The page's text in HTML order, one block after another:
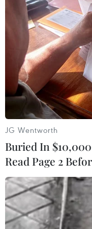
Yi Ling, chuyên
Phillip
định:Nếu không
đưa ra, làn sóng
quý khác lại gia
trở lại và lập các
JG Wentworth
Buried In
Read Page 2